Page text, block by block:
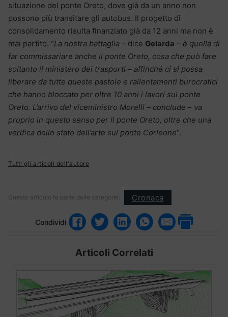
situazione del ponte Oreto, dove già da un anno non
possono più transitare gli autobus. Il progetto di
consolidamento risulta finanziato già da 12 anni ma non è
mai partito. “La nostra battaglia – dice Gelarda – è quella di
far commissariare anche il ponte Oreto, cosa che può fare
soltanto il ministero dei trasporti – affinché ci si possa
liberare da tutte queste pastoie e rallentamenti burocratici
che hanno bloccato per oltre 10 anni i lavori sul ponte
Oreto. L’arrivo del viceministro Morelli – conclude – va
proprio in questo senso per il ponte Oreto, oltre che una
verifica dello stato dell’arte sul ponte Corleone“.
Tutti gli articoli dell'autore
Questo articolo fa parte delle categorie: Cronaca
Condividi
Articoli Correlati